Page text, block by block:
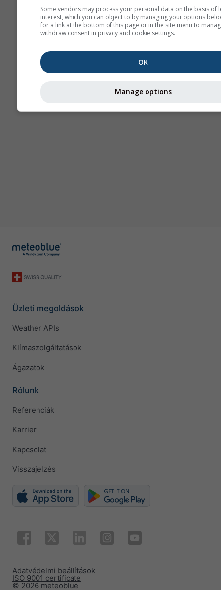
Üzleti megoldások
Weather APIs
Klímaszolgáltatások
Ágazatok
Rólunk
Referenciák
Karrier
Kapcsolat
Visszajelzés
© 2026 meteoblue
ISO 9001 certificate
Adatvédelmi beállítások
Some vendors may process your personal data on the basis of
interest, which you can object to by managing your options
for a link at the bottom of this page or in the site menu to
withdraw consent in privacy and cookie settings.
OK
Manage options